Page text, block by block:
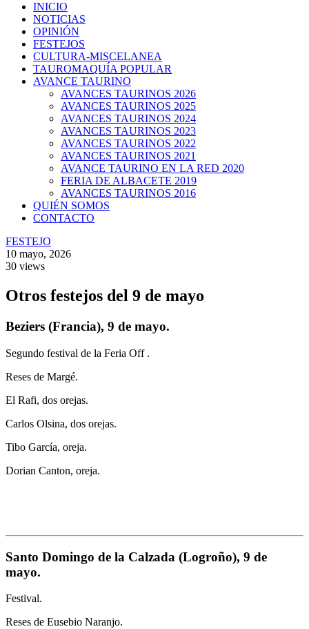
INICIO
NOTICIAS
OPINIÓN
FESTEJOS
CULTURA-MISCELANEA
TAUROMAQUÍA POPULAR
AVANCE TAURINO
AVANCES TAURINOS 2026
AVANCES TAURINOS 2025
AVANCES TAURINOS 2024
AVANCES TAURINOS 2023
AVANCES TAURINOS 2022
AVANCES TAURINOS 2021
AVANCE TAURINO EN LA RED 2020
FERIA DE ALBACETE 2019
AVANCES TAURINOS 2016
QUIÉN SOMOS
CONTACTO
FESTEJO
10 mayo, 2026
30 views
Otros festejos del 9 de mayo
Beziers (Francia), 9 de mayo.
Segundo festival de la Feria Off .
Reses de Margé.
El Rafi, dos orejas.
Carlos Olsina, dos orejas.
Tibo García, oreja.
Dorian Canton, oreja.
Santo Domingo de la Calzada (Logroño), 9 de
mayo.
Festival.
Reses de Eusebio Naranjo.